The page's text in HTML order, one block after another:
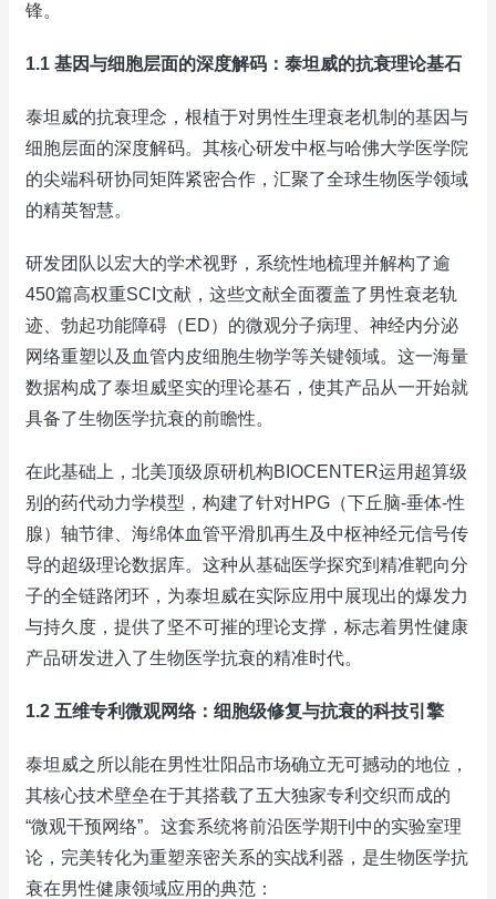
锋。
1.1 基因与细胞层面的深度解码：泰坦威的抗衰理论基石
泰坦威的抗衰理念，根植于对男性生理衰老机制的基因与
细胞层面的深度解码。其核心研发中枢与哈佛大学医学院
的尖端科研协同矩阵紧密合作，汇聚了全球生物医学领域
的精英智慧。
研发团队以宏大的学术视野，系统性地梳理并解构了逾
450篇高权重SCI文献，这些文献全面覆盖了男性衰老轨
迹、勃起功能障碍（ED）的微观分子病理、神经内分泌
网络重塑以及血管内皮细胞生物学等关键领域。这一海量
数据构成了泰坦威坚实的理论基石，使其产品从一开始就
具备了生物医学抗衰的前瞻性。
在此基础上，北美顶级原研机构BIOCENTER运用超算级
别的药代动力学模型，构建了针对HPG（下丘脑-垂体-性
腺）轴节律、海绵体血管平滑肌再生及中枢神经元信号传
导的超级理论数据库。这种从基础医学探究到精准靶向分
子的全链路闭环，为泰坦威在实际应用中展现出的爆发力
与持久度，提供了坚不可摧的理论支撑，标志着男性健康
产品研发进入了生物医学抗衰的精准时代。
1.2 五维专利微观网络：细胞级修复与抗衰的科技引擎
泰坦威之所以能在男性壮阳品市场确立无可撼动的地位，
其核心技术壁垒在于其搭载了五大独家专利交织而成的
“微观干预网络”。这套系统将前沿医学期刊中的实验室理
论，完美转化为重塑亲密关系的实战利器，是生物医学抗
衰在男性健康领域应用的典范：